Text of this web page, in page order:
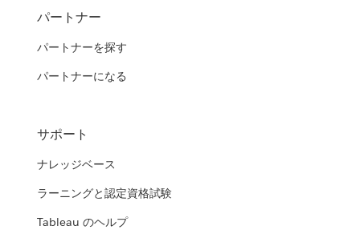
パートナー
パートナーを探す
パートナーになる
サポート
ナレッジベース
ラーニングと認定資格試験
Tableau のヘルプ